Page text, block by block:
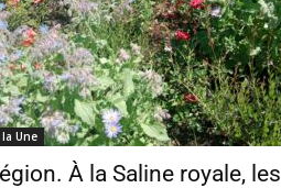
la Une
À la Saline royale, les